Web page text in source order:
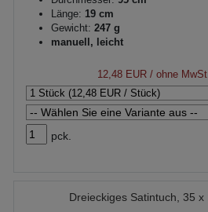
Länge: 19 cm
Gewicht: 247 g
manuell, leicht
12,48 EUR/ ohne
pck.
Dreieckiges Satintuch, 35 x